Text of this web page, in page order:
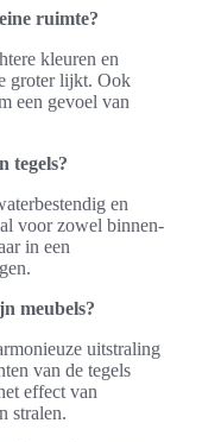
ruimte?
kleuren en
groter lijkt. Ook
een gevoel van
tegels?
en
voor zowel binnen-
in een
meubels?
uitstraling
van de tegels
effect van
stralen.